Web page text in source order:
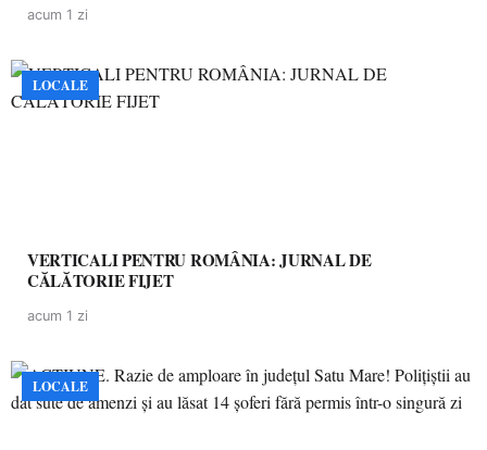
acum 1 zi
LOCALE
VERTICALI PENTRU ROMÂNIA: JURNAL DE
CĂLĂTORIE FIJET
acum 1 zi
LOCALE